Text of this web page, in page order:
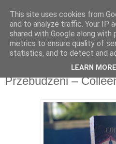
Recenzje na
Portal kulturalny - książki,
czwartek, 30 lipca 2020
Przebudzeni –
This site uses cookies from
and to analyze traffic. Your IP
shared with Google along with
metrics to ensure quality of
statistics, and to detect and
LEARN MORE